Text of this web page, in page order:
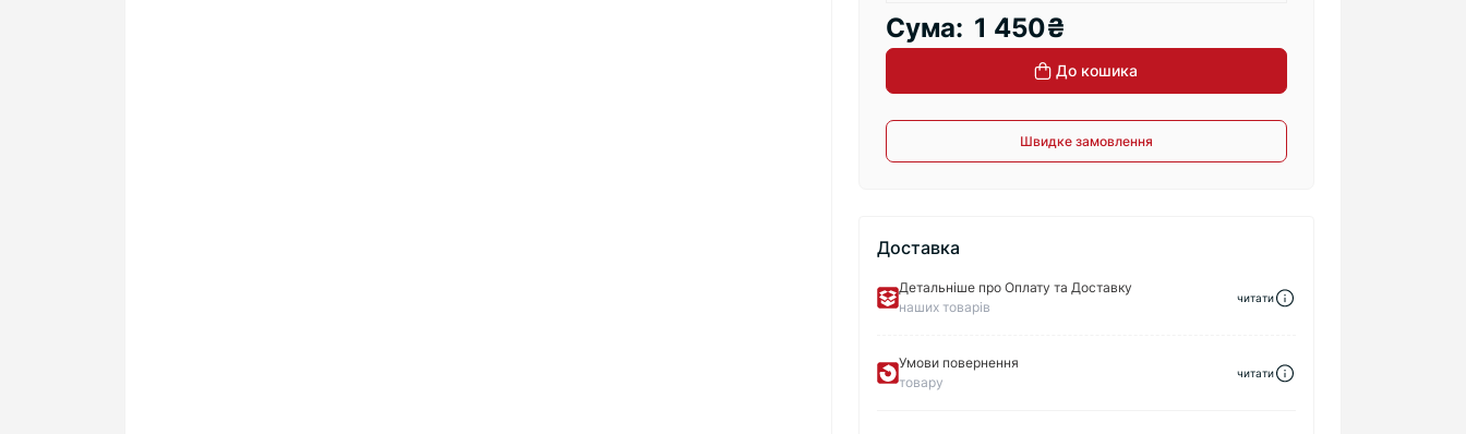
Сума: 1 450₴
До кошика
Швидке замовлення
Доставка
Детальніше про Оплату та Доставку
наших товарів
читати
Умови повернення
товару
читати